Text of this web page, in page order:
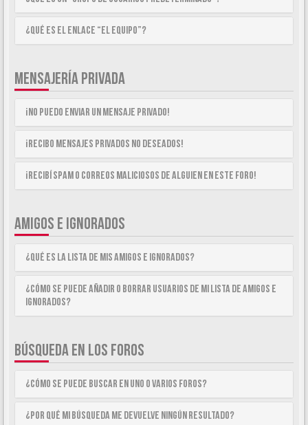
¿Qué es el enlace “El equipo”?
MENSAJERÍA PRIVADA
¡No puedo enviar un mensaje privado!
¡Recibo mensajes privados no deseados!
¡Recibí spam o correos maliciosos de alguien en este foro!
AMIGOS E IGNORADOS
¿Qué es la lista de Mis Amigos e Ignorados?
¿Cómo se puede añadir o borrar usuarios de mi lista de Amigos e
Ignorados?
BÚSQUEDA EN LOS FOROS
¿Cómo se puede buscar en uno o varios foros?
¿Por qué mi búsqueda me devuelve ningún resultado?